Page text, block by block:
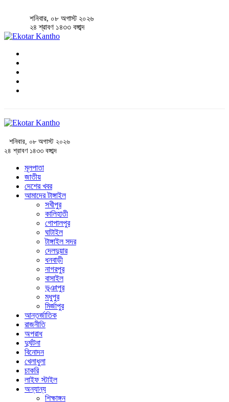
শনিবার, ০৮ অগাস্ট ২০২৬
২৪ শ্রাবণ ১৪৩৩ বঙ্গাব্দ
শনিবার, ০৮ অগাস্ট ২০২৬
২৪ শ্রাবণ ১৪৩৩ বঙ্গাব্দ
মূলপাতা
জাতীয়
দেশের খবর
আমাদের টাঙ্গাইল
সখীপুর
কালিহাতী
গোপালপুর
ঘাটাইল
টাঙ্গাইল সদর
দেলদুয়ার
ধনবাড়ী
নাগরপুর
বাসাইল
ভূঞাপুর
মধুপুর
মির্জাপুর
আন্তর্জাতিক
রাজনীতি
অপরাধ
দুর্ঘটনা
বিনোদন
খেলাধুলা
চাকরি
লাইফ স্টাইল
অন্যান্য
শিক্ষাঙ্গন